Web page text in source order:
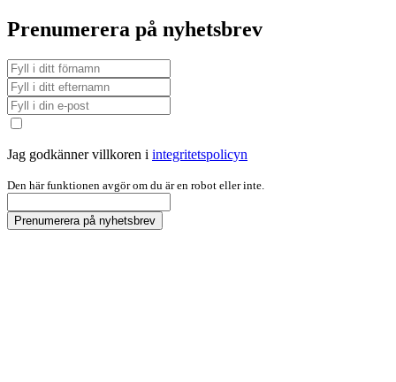
Prenumerera på nyhetsbrev
Jag godkänner villkoren i integritetspolicyn
Den här funktionen avgör om du är en robot eller inte.